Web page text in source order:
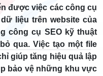
được việc các công cụ
liệu trên website của
công cụ SEO kỹ thuật
qua. Việc tạo một file
giúp tăng hiệu quả lập
bảo vệ những khu vực